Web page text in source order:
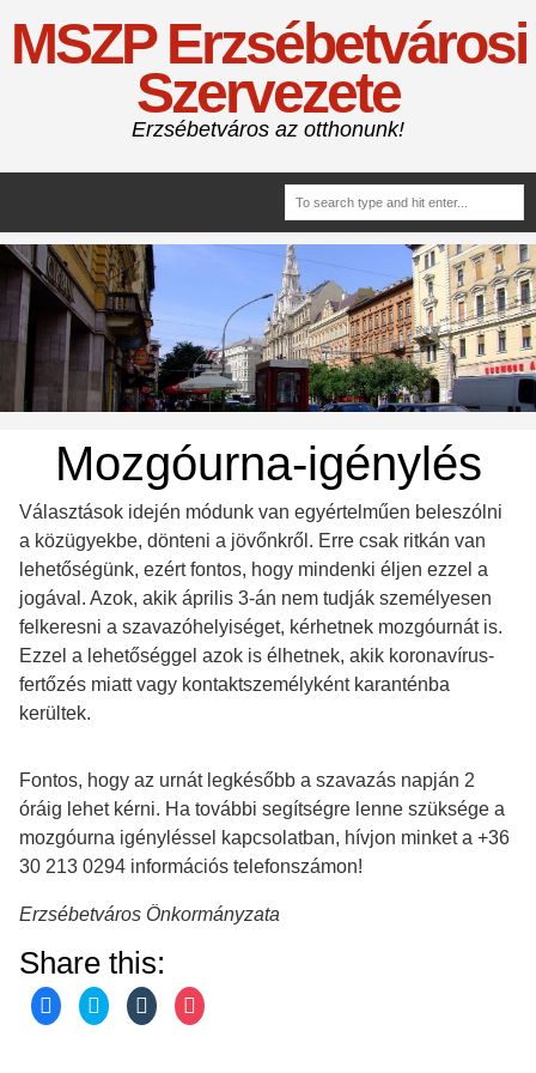
MSZP Erzsébetvárosi
Szervezete
Erzsébetváros az otthonunk!
Mozgóurna-igénylés
Választások idején módunk van egyértelműen beleszólni
a közügyekbe, dönteni a jövőnkről. Erre csak ritkán van
lehetőségünk, ezért fontos, hogy mindenki éljen ezzel a
jogával. Azok, akik április 3-án nem tudják személyesen
felkeresni a szavazóhelyiséget, kérhetnek mozgóurnát is.
Ezzel a lehetőséggel azok is élhetnek, akik koronavírus-
fertőzés miatt vagy kontaktszemélyként karanténba
kerültek.
Fontos, hogy az urnát legkésőbb a szavazás napján 2
óráig lehet kérni. Ha további segítségre lenne szüksége a
mozgóurna igényléssel kapcsolatban, hívjon minket a +36
30 213 0294 információs telefonszámon!
Erzsébetváros Önkormányzata
Share this:
C
l
C
l
C
l
C
l